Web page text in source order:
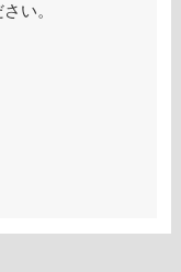
い。